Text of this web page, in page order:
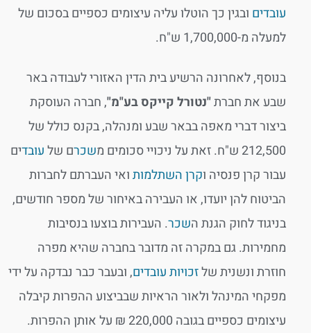
עובדיםובגין כך הוטלו עליה עיצומים כספיים בסכום של
למעלה מ-1,700,000 ש"ח.
בנוסף, לאחרונה הרשיע בית הדין האזורי לעבודה באר
שבע את חברת"נטורל קייקס בע"מ", חברה העוסקת
ביצור דברי מאפה בבאר שבע ומנהלה, בקנס כולל של
212,500 ש"ח. זאת על ניכויי סכומים מ
שכרם שלעובדים
עבור קרן פנסיה ו קרן השתלמותואי העברתם לחברות
הביטוח להן יועדו, או העבירה באיחור של מספר חודשים,
בניגוד לחוק הגנת השכר. העבירות בוצעו בנסיבות
מחמירות. גם במקרה זה מדובר בחברה שהיא מפרה
חוזרת ונשנית שלזכויות עובדים, ובעבר כבר נבדקה על ידי
מפקחי המינהל ולאור הראיות שבביצוע ההפרות קיבלה
עיצומים כספיים בגובה 220,000 ₪ על אותן ההפרות.